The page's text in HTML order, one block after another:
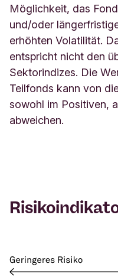
Möglichkeit, das
und/oder
erhöhten Volatilität.
entspricht nicht den
Sektorindizes. Die
Teilfonds kann von
sowohl im Positiven,
abweichen.